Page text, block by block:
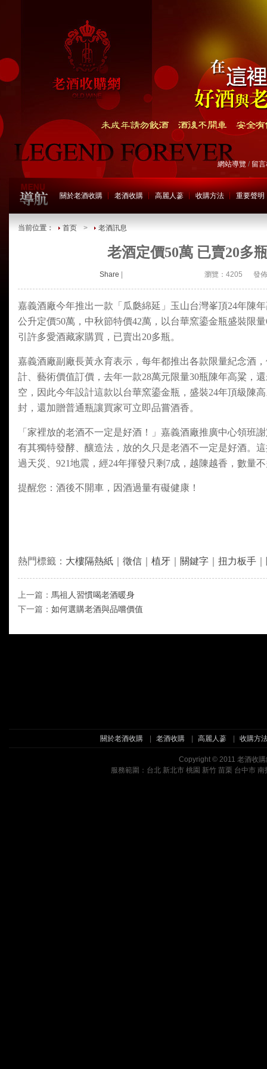
網站導覽 / 留
關於老酒收購 老酒收購 高麗人蔘 收購方法 重要聲明
当前位置： 首页 > 老酒訊息
老酒定價50萬 已賣20多
瀏覽：4205 發佈
Share
嘉義酒廠今年推出一款「瓜瓞綿延」玉山台灣峯頂24年陳
公升定價50萬，中秋節特價42萬，以台華窯鎏金瓶盛裝限
引許多愛酒藏家購買，已賣出20多瓶。
嘉義酒廠副廠長黃永育表示，每年都推出各款限量紀念酒
計、藝術價值訂價，去年一款28萬元限量30瓶陳年高粱，
空，因此今年設計這款以台華窯鎏金瓶，盛裝24年頂級陳
封，還加贈普通瓶讓買家可立即品嘗酒香。
「家裡放的老酒不一定是好酒！」嘉義酒廠推廣中心領班
有其獨特發酵、釀造法，放的久只是老酒不一定是好酒。
過天災、921地震，經24年揮發只剩7成，越陳越香，數量
提醒您：酒後不開車，因酒過量有礙健康！
熱門標籤： 大樓隔熱紙 徵信 植牙 關鍵字 扭力板手
上一篇： 馬祖人習慣喝老酒暖身
下一篇： 如何選購老酒與品嚐價值
關於老酒收購 老酒收購 高麗人蔘 收購方
Copyright © 2011 老酒收
服務範圍：台北 新北市 桃園 新竹 苗栗 台中市